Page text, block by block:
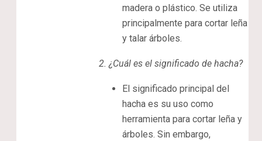
madera o plástico. Se utiliza
principalmente para cortar leña
y talar árboles.
2.¿Cuál es el significado de hacha?
El significado principal del
hacha es su uso como
herramienta para cortar leña y
árboles. Sin embargo,